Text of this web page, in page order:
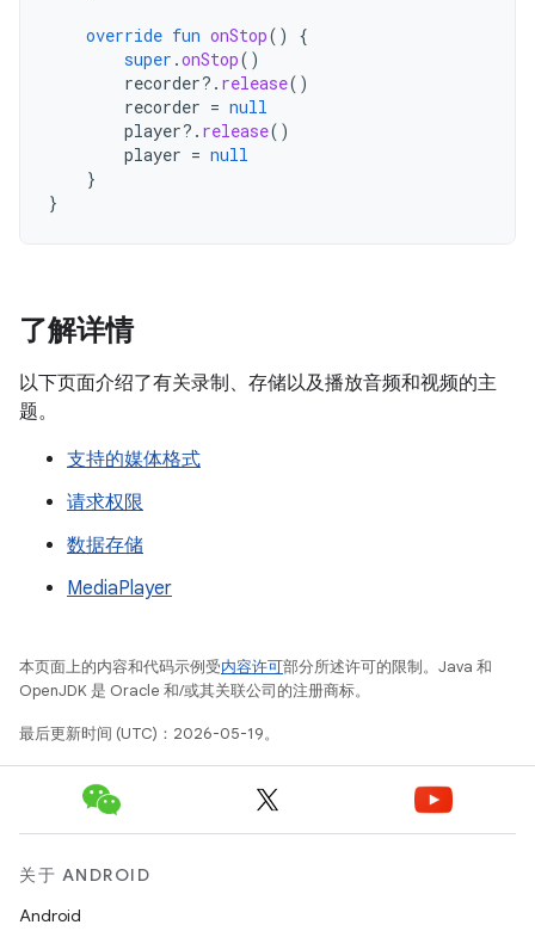
override fun onStop()
{
super .onStop()
recorder?. release()
recorder = null
player?. release()
player = null
}
}
了解详情
以下页面介绍了有关录制、存储以及播放音频和视频的主
题。
支持的媒体格式
请求权限
数据存储
MediaPlayer
本页面上的内容和代码示例受内容许可部分所述许可的限制。Java 和
OpenJDK 是 Oracle 和/或其关联公司的注册商标。
最后更新时间 (UTC)：2026-05-19。
关于 ANDROID
Android